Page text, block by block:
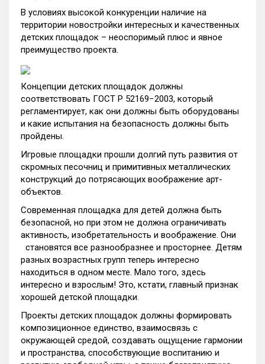
В условиях высокой конкуренции наличие на
территории новостройки интересных и качественных
детских площадок – неоспоримый плюс и явное
преимущество проекта.
Концепции детских площадок должны
соответствовать ГОСТ Р 52169−2003, который
регламентирует, как они должны быть оборудованы
и какие испытания на безопасность должны быть
пройдены.
Игровые площадки прошли долгий путь развития от
скромных песочниц и примитивных металлических
конструкций до потрясающих воображение арт-
объектов.
Современная площадка для детей должна быть
безопасной, но при этом не должна ограничивать
активность, изобретательность и воображение. Они
становятся все разнообразнее и просторнее. Детям
разных возрастных групп теперь интересно
находиться в одном месте. Мало того, здесь
интересно и взрослым! Это, кстати, главный признак
хорошей детской площадки.
Проекты детских площадок должны формировать
композиционное единство, взаимосвязь с
окружающей средой, создавать ощущение гармонии
и пространства, способствующие воспитанию и